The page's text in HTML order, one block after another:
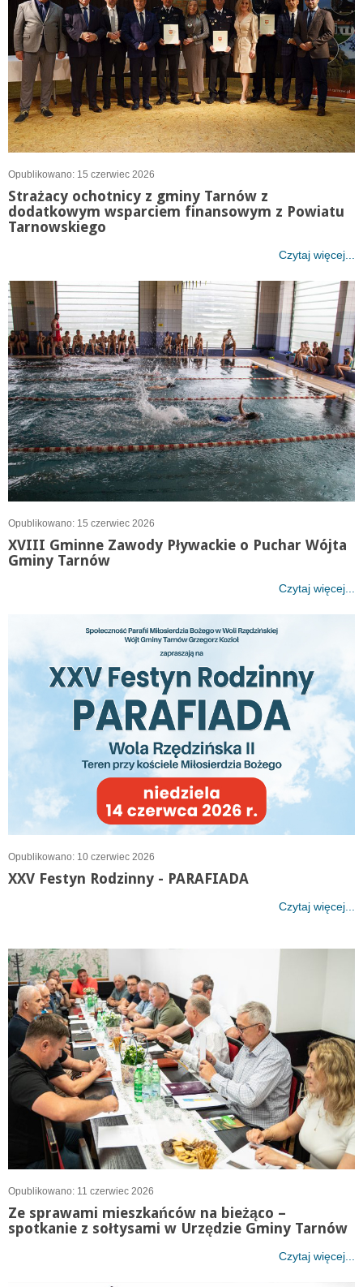
Opublikowano: 15 czerwiec 2026
Strażacy ochotnicy z gminy Tarnów z
dodatkowym wsparciem finansowym z Powiatu
Tarnowskiego
Czytaj więcej...
Opublikowano: 15 czerwiec 2026
XVIII Gminne Zawody Pływackie o Puchar Wójta
Gminy Tarnów
Czytaj więcej...
Opublikowano: 10 czerwiec 2026
XXV Festyn Rodzinny - PARAFIADA
Czytaj więcej...
Opublikowano: 11 czerwiec 2026
Ze sprawami mieszkańców na bieżąco –
spotkanie z sołtysami w Urzędzie Gminy Tarnów
Czytaj więcej...